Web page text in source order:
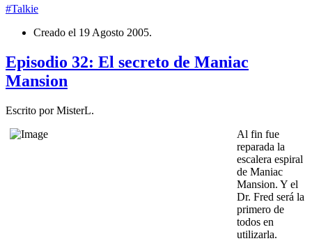
#Talkie
Creado el 19 Agosto 2005.
Episodio 32: El secreto de Maniac
Mansion
Escrito por MisterL.
Al fin fue
reparada la
escalera espiral
de Maniac
Mansion. Y el
Dr. Fred será la
primero de
todos en
utilizarla.